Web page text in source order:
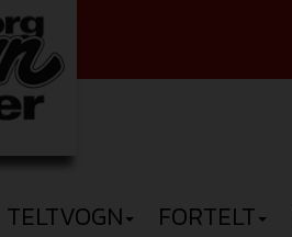
TELTVOGN FORTELT